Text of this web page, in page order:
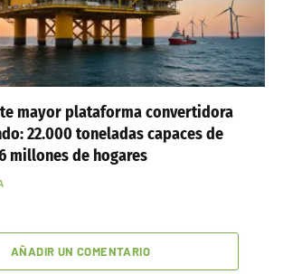
mayor plataforma convertidora
22.000 toneladas capaces de
millones de hogares
AÑADIR UN COMENTARIO